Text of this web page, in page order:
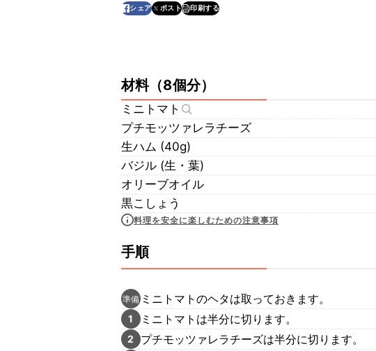
シェア ポスト 印刷する
材料（8個分）
ミニトマト
プチモッツァレラチーズ
生ハム (40g)
バジル (生・葉)
オリーブオイル
黒こしょう
料理を安全に楽しむための注意事項
手順
準備 ミニトマトのヘタは取っておきます。
1 ミニトマトは半分に切ります。
2 プチモッツァレラチーズは半分に切ります。